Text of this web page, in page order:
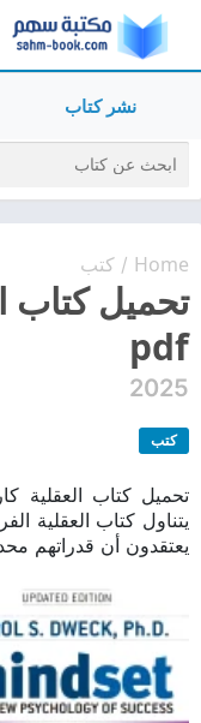
نشر كتاب
Home
/ كتب
تحميل كتاب
pdf
2025
كتب
يتناول كتاب العقلية
يعتقدون أن قدراتهم